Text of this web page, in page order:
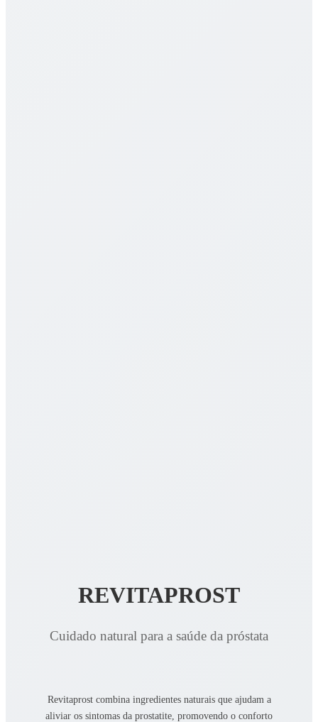
REVITAPROST
Cuidado natural para a saúde da próstata
Revitaprost combina ingredientes naturais que ajudam a
aliviar os sintomas da prostatite, promovendo o conforto